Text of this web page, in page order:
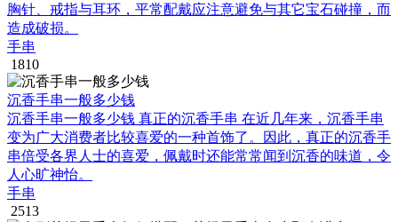
胸针、戒指与耳环，平常配戴应注意避免与其它宝石碰撞，而
造成破损。
手串
1810
沉香手串一般多少钱
沉香手串一般多少钱 真正的沉香手串 在近几年来，沉香手串
变为广大消费者比较喜爱的一种首饰了。因此，真正的沉香手
串倍受各界人士的喜爱，佩戴时还能常常闻到沉香的味道，令
人心旷神怡。
手串
2513